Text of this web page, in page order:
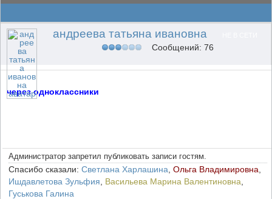
андреева татьяна ивановна
Сообщений: 76
через одноклассники
Администратор запретил публиковать записи гостям.
Спасибо сказали: Светлана Харлашина Ольга Владимировна
Ишдавлетова Зульфия
Васильева Марина Валентиновна
Гуськова Галина